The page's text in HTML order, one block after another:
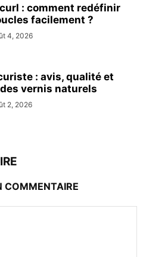
: comment redéfinir
facilement ?
4, 2026
: avis, qualité et
vernis naturels
2, 2026
COMMENTAIRE